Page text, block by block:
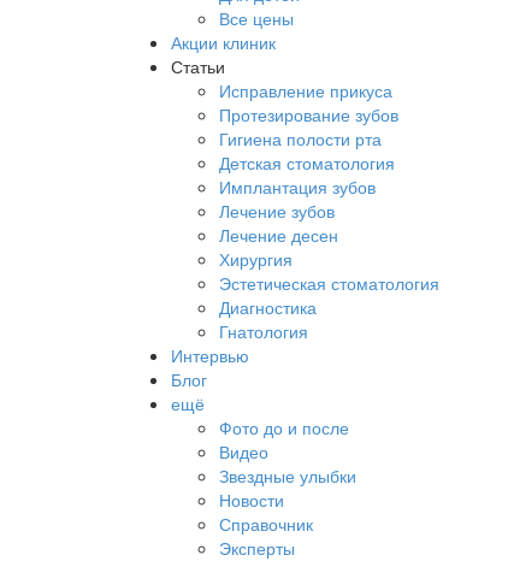
Все цены
Акции клиник
Статьи
Исправление прикуса
Протезирование зубов
Гигиена полости рта
Детская стоматология
Имплантация зубов
Лечение зубов
Лечение десен
Хирургия
Эстетическая стоматология
Диагностика
Гнатология
Интервью
Блог
ещё
Фото до и после
Видео
Звездные улыбки
Новости
Справочник
Эксперты